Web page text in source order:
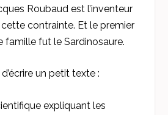
Roubaud est l’inventeur
contrainte. Et le premier
famille fut le Sardinosaure.
un petit texte :
expliquant les